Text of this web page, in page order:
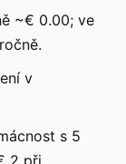
~€ 0.00; ve
v
s 5
2 při